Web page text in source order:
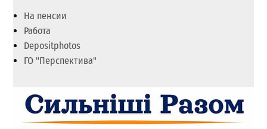
На пенсии
Работа
Depositphotos
ГО "Перспектива"